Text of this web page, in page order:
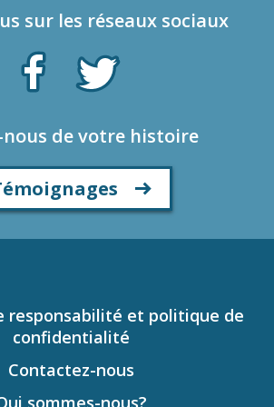
sur les réseaux sociaux
nous de votre histoire
responsabilité et politique de
confidentialité
Contactez-nous
sommes-nous?